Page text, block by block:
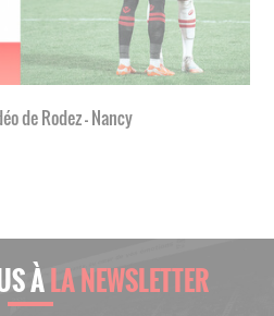
de Rodez - Nancy
ÀLA NEWSLETTER